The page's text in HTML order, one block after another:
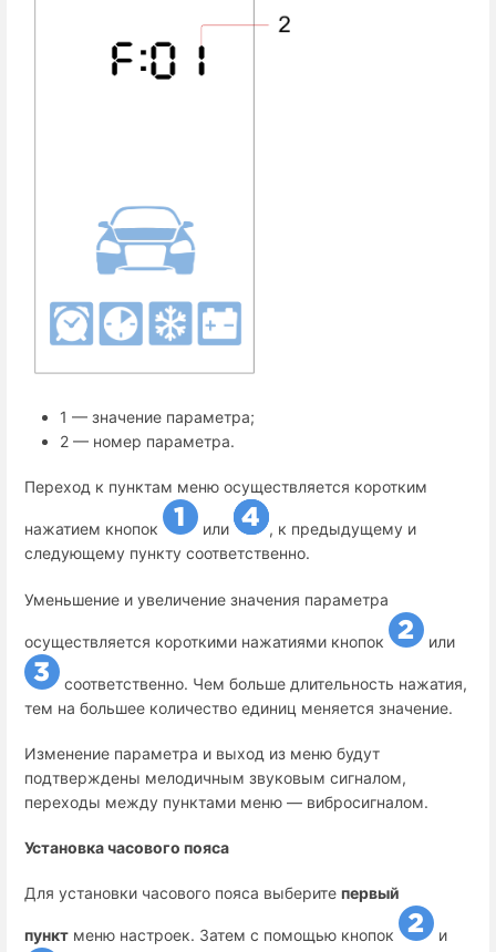
1 — значение параметра;
2 — номер параметра.
Переход к пунктам меню осуществляется коротким
нажатием кнопок или
, к предыдущему и
следующему пункту соответственно.
Уменьшение и увеличение значения параметра
осуществляется короткими нажатиями кнопок или
соответственно. Чем больше длительность нажатия,
тем на большее количество единиц меняется значение.
Изменение параметра и выход из меню будут
подтверждены мелодичным звуковым сигналом,
переходы между пунктами меню — вибросигналом.
Установка часового пояса
Для установки часового пояса выберите первый
пункт меню настроек. Затем с помощью кнопок и